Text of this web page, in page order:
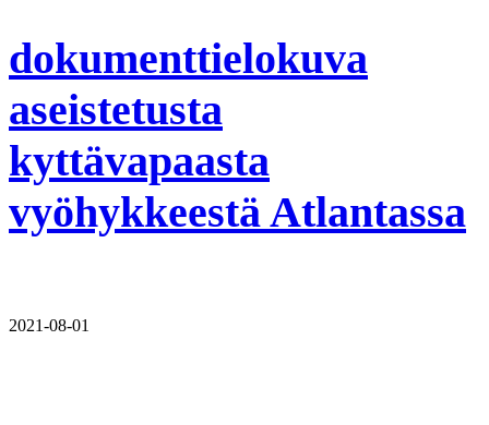
dokumenttielokuva
aseistetusta
kyttävapaasta
vyöhykkeestä Atlantassa
2021-08-01